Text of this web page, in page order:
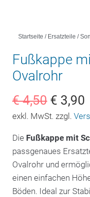
Startseite / Ersatzteile /
Fußkappe
Ovalrohr
€4,50 € 3,90
exkl. MwSt. zzgl.
Die Fußkappe mit
passgenaues
Ovalrohr und
einen einfachen
Böden. Ideal zur